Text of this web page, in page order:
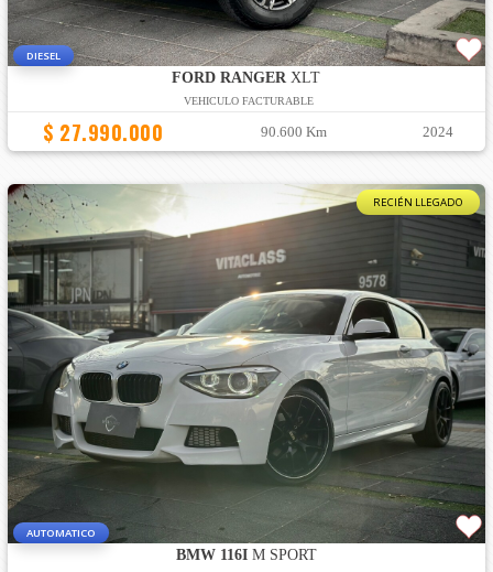
DIESEL
FORD RANGER XLT
VEHICULO FACTURABLE
$ 27.990.000 90.600 Km 2024
RECIÉN LLEGADO
AUTOMATICO
BMW 116IM SPORT